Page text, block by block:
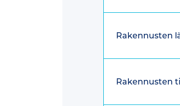
Rakennusten
Rakennusten